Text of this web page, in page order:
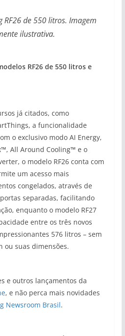
RF26 de 550 litros. Imagem
ilustrativa.
RF26 de 550 litros e
já citados, como
a funcionalidade
o exclusivo modo AI Energy,
All Around Cooling™ e o
o modelo RF26 conta com
um acesso mais
congelados, através de
separadas, facilitando
enquanto o modelo RF27
entre os três novos
576 litros – sem
ou suas dimensões.
e outros lançamentos da
, e não perca mais novidades
Newsroom Brasil.